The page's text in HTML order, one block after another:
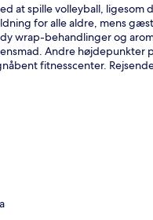
at spille volleyball,
for alle aldre, mens
wrap-behandlinger og
Andre højdepunkter
fitnesscenter.